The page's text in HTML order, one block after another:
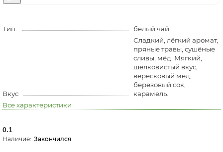
Тип: белый чай
Вкус
Сладкий, лёгкий аромат,
пряные травы, сушёные
сливы, мёд. Мягкий,
шелковистый вкус,
вересковый мёд,
берёзовый сок,
карамель.
Все характеристики
0.1
Закончился